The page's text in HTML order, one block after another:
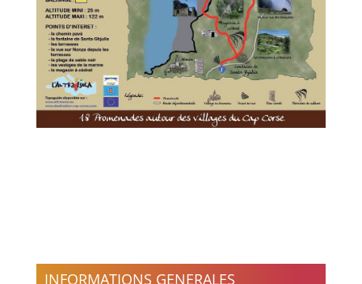
INFORMATIONS GENERALES